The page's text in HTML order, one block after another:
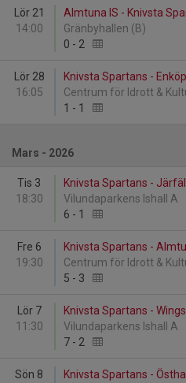
Lör 21
14:00
Almtuna IS - Knivsta
Gränbyhallen (B)
0 - 2
Lör 28
16:05
Knivsta Spartans -
Centrum för Idrott &
1 - 1
Mars - 2026
Tis 3
18:30
Knivsta Spartans -
Vilundaparkens Ishall A
6 - 1
Fre 6
19:30
Knivsta Spartans -
Centrum för Idrott &
5 - 3
Lör 7
11:30
Knivsta Spartans -
Vilundaparkens Ishall A
7 - 2
Sön 8
Knivsta Spartans -